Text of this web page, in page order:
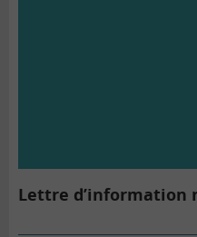
Lettre d’information